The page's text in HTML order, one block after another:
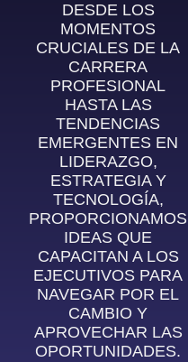
DESDE LOS
MOMENTOS
CRUCIALES DE LA
CARRERA
PROFESIONAL
HASTA LAS
TENDENCIAS
EMERGENTES EN
LIDERAZGO,
ESTRATEGIA Y
TECNOLOGÍA,
PROPORCIONAMOS
IDEAS QUE
CAPACITAN A LOS
EJECUTIVOS PARA
NAVEGAR POR EL
CAMBIO Y
APROVECHAR LAS
OPORTUNIDADES.